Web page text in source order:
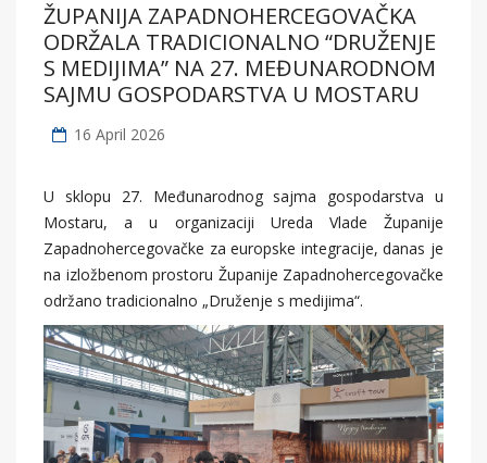
ŽUPANIJA ZAPADNOHERCEGOVAČKA
ODRŽALA TRADICIONALNO “DRUŽENJE
S MEDIJIMA” NA 27. MEĐUNARODNOM
SAJMU GOSPODARSTVA U MOSTARU
16 April 2026
U sklopu 27. Međunarodnog sajma gospodarstva u
Mostaru, a u organizaciji Ureda Vlade Županije
Zapadnohercegovačke za europske integracije, danas je
na izložbenom prostoru Županije Zapadnohercegovačke
održano tradicionalno „Druženje s medijima“.